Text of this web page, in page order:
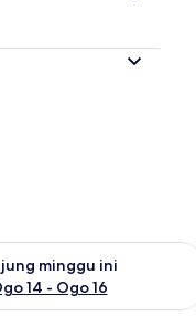
minggu ini
14 - Ogo 16
untuk hujung